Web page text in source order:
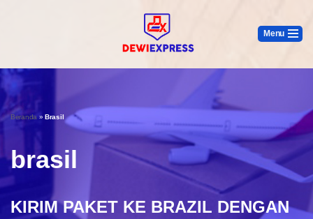
Menu
Beranda »Brasil
brasil
KIRIM PAKET KE BRAZIL DENGAN